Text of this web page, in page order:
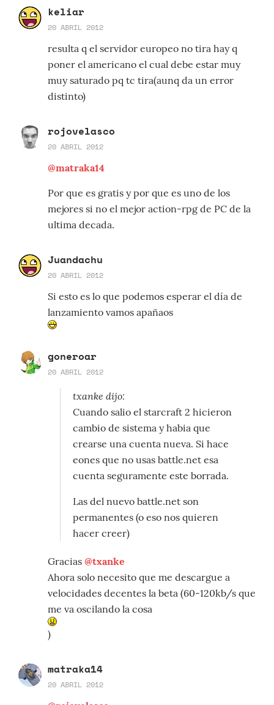
keliar
20 ABRIL 2012
resulta q el servidor europeo no tira hay q
poner el americano el cual debe estar muy
muy saturado pq tc tira(aunq da un error
distinto)
rojovelasco
20 ABRIL 2012
@matraka14
Por que es gratis y por que es uno de los
mejores si no el mejor action-rpg de PC de la
ultima decada.
Juandachu
20 ABRIL 2012
Si esto es lo que podemos esperar el día de
lanzamiento vamos apañaos
goneroar
20 ABRIL 2012
txanke dijo:
Cuando salio el starcraft 2 hicieron
cambio de sistema y habia que
crearse una cuenta nueva. Si hace
eones que no usas battle.net esa
cuenta seguramente este borrada.
Las del nuevo battle.net son
permanentes (o eso nos quieren
hacer creer)
Gracias @txanke
Ahora solo necesito que me descargue a
velocidades decentes la beta (60-120kb/s que
me va oscilando la cosa
)
matraka14
20 ABRIL 2012